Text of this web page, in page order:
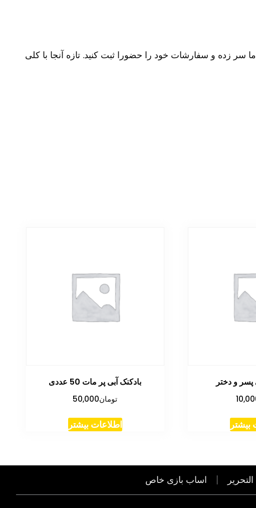
زده و سفارشات خود را حضورا ثبت کنید. تازه آنجا با کلی
پسر و دختر
بیشتر
بادکنک آبی پر مات 50 عددی
تومان50,000
اطلاعات بیشتر
اساب بازی خاص